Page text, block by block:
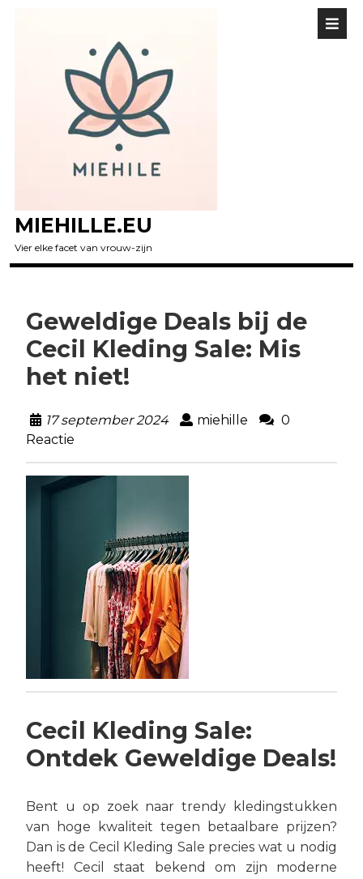
MIEHILLE.EU
Vier elke facet van vrouw-zijn
Geweldige Deals bij de
Cecil Kleding Sale: Mis
het niet!
17 september 2024 miehille
0
Reactie
Cecil Kleding Sale:
Ontdek Geweldige Deals!
Bent u op zoek naar trendy kledingstukken
van hoge kwaliteit tegen betaalbare prijzen?
Dan is de Cecil Kleding Sale precies wat u nodig
heeft! Cecil staat bekend om zijn moderne